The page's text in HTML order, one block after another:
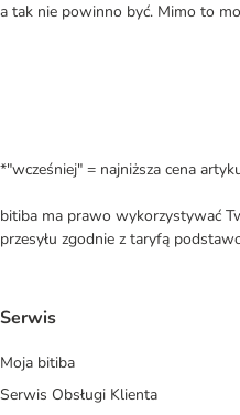
a tak nie powinno być. Mimo to
*"wcześniej" = najniższa cena
bitiba ma prawo wykorzystywać
przesyłu zgodnie z taryfą
Serwis
Moja bitiba
Serwis Obsługi Klienta